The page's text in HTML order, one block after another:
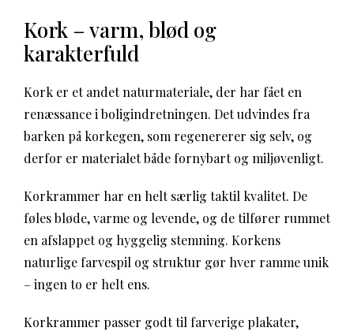
Kork – varm, blød og
karakterfuld
Kork er et andet naturmateriale, der har fået en
renæssance i boligindretningen. Det udvindes fra
barken på korkegen, som regenererer sig selv, og
derfor er materialet både fornybart og miljøvenligt.
Korkrammer har en helt særlig taktil kvalitet. De
føles bløde, varme og levende, og de tilfører rummet
en afslappet og hyggelig stemning. Korkens
naturlige farvespil og struktur gør hver ramme unik
– ingen to er helt ens.
Korkrammer passer godt til farverige plakater,